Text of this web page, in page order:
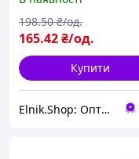
[920E3000092E320Z00]
Metalvis
165.42₴/од.
198.50 ₴/од.
Купити
Elnik.Shop: Оптово-роздрібна компанія